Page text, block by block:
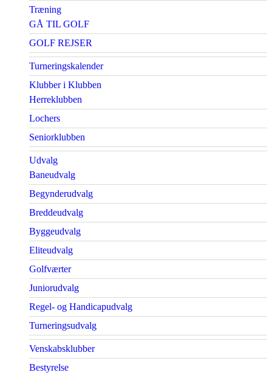
Træning
GÅ TIL GOLF
GOLF REJSER
Turneringskalender
Klubber i Klubben
Herreklubben
Lochers
Seniorklubben
Udvalg
Baneudvalg
Begynderudvalg
Breddeudvalg
Byggeudvalg
Eliteudvalg
Golfværter
Juniorudvalg
Regel- og Handicapudvalg
Turneringsudvalg
Venskabsklubber
Bestyrelse